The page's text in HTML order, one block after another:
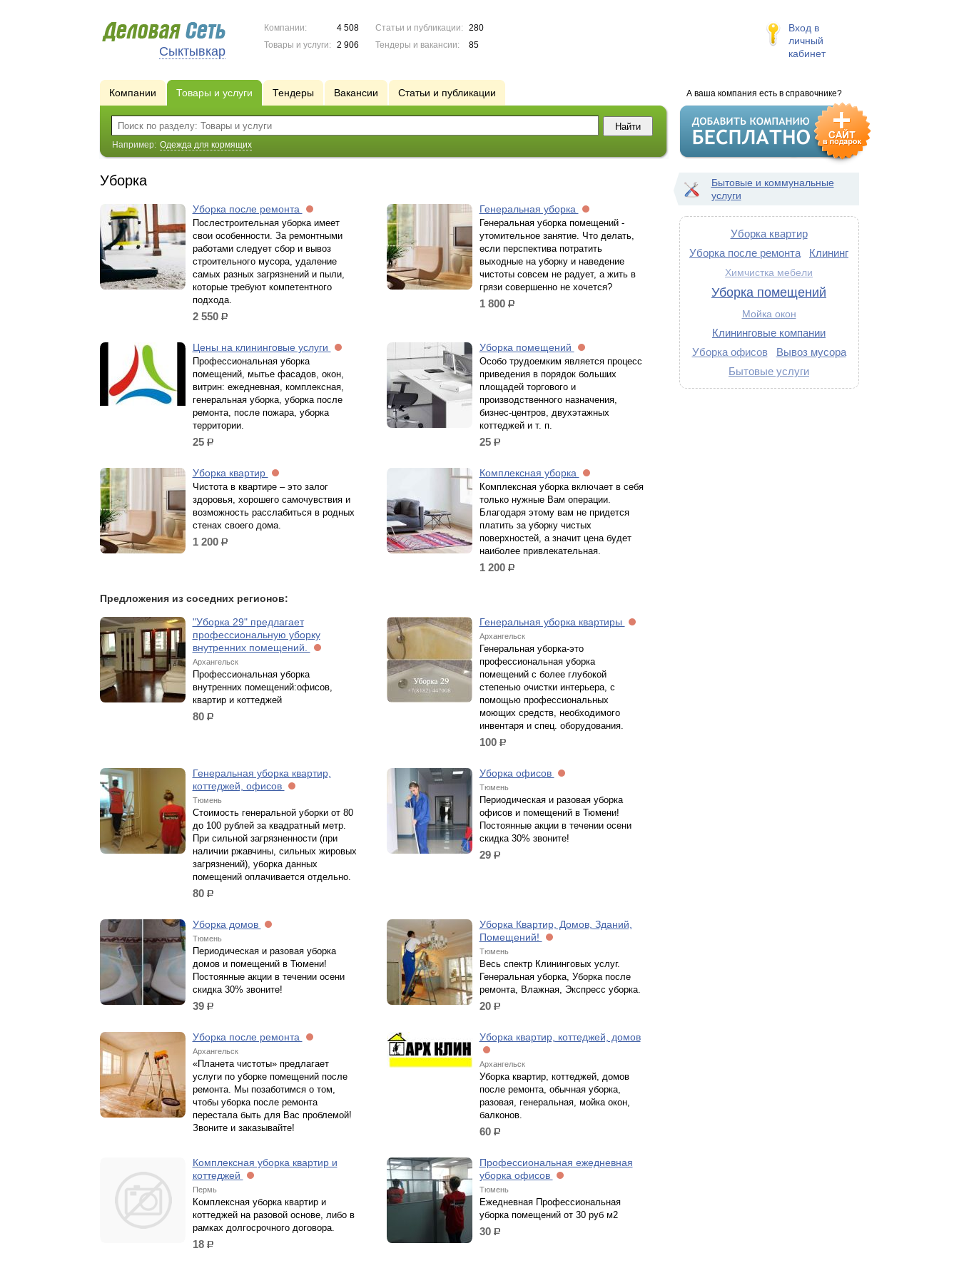
Сыктывкар
Компании:
4 508
Товары и услуги:
2 906
Статьи и публикации:
280
Тендеры и вакансии:
85
Вход в
личный
кабинет
А ваша компания есть в справочнике?
Компании Товары и услуги Тендеры Вакансии Статьи и публикации
Например: Одежда для кормящих
Уборка
Уборка после ремонта
Послестроительная уборка имеет
свои особенности. За ремонтными
работами следует сбор и вывоз
строительного мусора, удаление
самых разных загрязнений и пыли,
которые требуют компетентного
подхода.
2 550 р.
Генеральная уборка
Генеральная уборка помещений -
утомительное занятие. Что делать,
если перспектива потратить
выходные на уборку и наведение
чистоты совсем не радует, а жить в
грязи совершенно не хочется?
1 800 р.
Цены на клининговые услуги
Профессиональная уборка
помещений, мытье фасадов, окон,
витрин: ежедневная, комплексная,
генеральная уборка, уборка после
ремонта, после пожара, уборка
территории.
25 р.
Уборка помещений
Особо трудоемким является процесс
приведения в порядок больших
площадей торгового и
производственного назначения,
бизнес-центров, двухэтажных
коттеджей и т. п.
25 р.
Уборка квартир
Чистота в квартире – это залог
здоровья, хорошего самочувствия и
возможность расслабиться в родных
стенах своего дома.
1 200 р.
Комплексная уборка
Комплексная уборка включает в себя
только нужные Вам операции.
Благодаря этому вам не придется
платить за уборку чистых
поверхностей, а значит цена будет
наиболее привлекательная.
1 200 р.
Предложения из соседних регионов:
"Уборка 29" предлагает
профессиональную уборку
внутренних помещений.
Архангельск
Профессиональная уборка
внутренних помещений:офисов,
квартир и коттеджей
80 р.
Генеральная уборка квартиры
Архангельск
Генеральная уборка-это
профессиональная уборка
помещений с более глубокой
степенью очистки интерьера, с
помощью профессиональных
моющих средств, необходимого
инвентаря и спец. оборудования.
100 р.
Генеральная уборка квартир,
коттеджей, офисов
Тюмень
Стоимость генеральной уборки от 80
до 100 рублей за квадратный метр.
При сильной загрязненности (при
наличии ржавчины, сильных жировых
загрязнений), уборка данных
помещений оплачивается отдельно.
80 р.
Уборка офисов
Тюмень
Периодическая и разовая уборка
офисов и помещений в Тюмени!
Постоянные акции в течении осени
скидка 30% звоните!
29 р.
Уборка домов
Тюмень
Периодическая и разовая уборка
домов и помещений в Тюмени!
Постоянные акции в течении осени
скидка 30% звоните!
39 р.
Уборка Квартир, Домов, Зданий,
Помещений!
Тюмень
Весь спектр Клининговых услуг.
Генеральная уборка, Уборка после
ремонта, Влажная, Экспресс уборка.
20 р.
Уборка после ремонта
Архангельск
«Планета чистоты» предлагает
услуги по уборке помещений после
ремонта. Мы позаботимся о том,
чтобы уборка после ремонта
перестала быть для Вас проблемой!
Звоните и заказывайте!
Уборка квартир, коттеджей, домов
Архангельск
Уборка квартир, коттеджей, домов
после ремонта, обычная уборка,
разовая, генеральная, мойка окон,
балконов.
60 р.
Комплексная уборка квартир и
коттеджей
Пермь
Комплексная уборка квартир и
коттеджей на разовой основе, либо в
рамках долгосрочного договора.
18 р.
Профессиональная ежедневная
уборка офисов
Тюмень
Ежедневная Профессиональная
уборка помещений от 30 руб м2
30 р.
Бытовые и коммунальные
услуги
Уборка квартир
Уборка после ремонта
Клининг
Химчистка мебели
Уборка помещений
Мойка окон
Клининговые компании
Уборка офисов
Вывоз мусора
Бытовые услуги